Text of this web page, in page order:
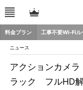
料金プラン 工事不要Wi-Fiル
ニュース
アクションカメ
ラック フルHD